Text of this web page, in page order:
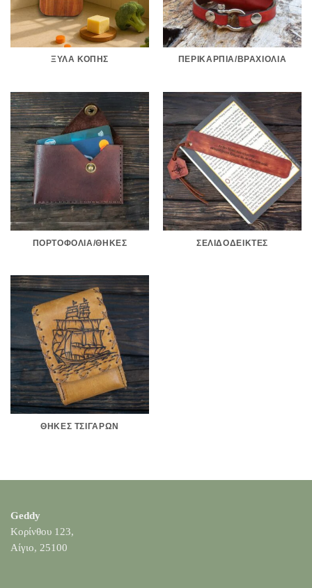
ΞΎΛΑ ΚΟΠΉΣ ΠΕΡΙΚΆΡΠΙΑ/ΒΡΑΧΙΌΛΙΑ
ΠΟΡΤΟΦΌΛΙΑ/ΘΉΚΕΣ ΣΕΛΙΔΟΔΕΊΚΤΕΣ
ΘΉΚΕΣ ΤΣΙΓΆΡΩΝ
Geddy
Κορίνθου 123,
Αίγιο, 25100